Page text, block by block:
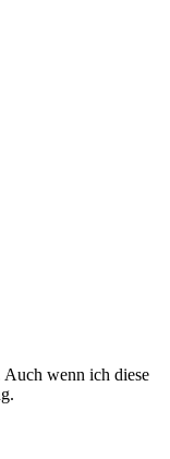
wenn ich diese